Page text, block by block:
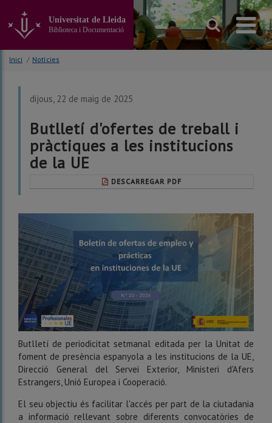
contingut
principal
Universitat de Lleida
Biblioteca i Documentació
Inici / Notícies
dijous, 22 de maig de 2025
Butlletí d'ofertes de treball i
pràctiques a les institucions
de la UE
DESCARREGAR PDF
Butlletí de periodicitat setmanal editada per la Unitat de
foment de presència espanyola a les institucions de la UE,
Direcció General del Servei Exterior, Ministeri d'Afers
Estrangers, Unió Europea i Cooperació.
El seu objectiu és facilitar l'accés per part de la ciutadania
a informació rellevant sobre diferents convocatòries de